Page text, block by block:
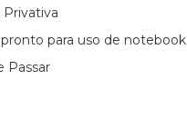
Privativa
pronto para uso de notebook
Passar